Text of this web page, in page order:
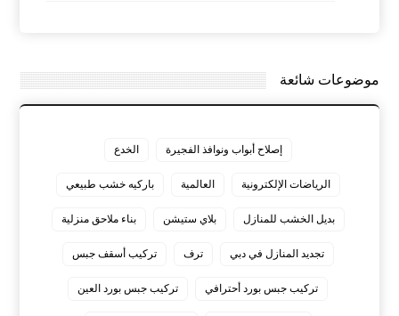
موضوعات شائعة
إصلاح أبواب ونوافذ الفجيرة الخدع
الرياضات الإلكترونية العالمية باركيه خشب طبيعي
بديل الخشب للمنازل بلاي ستيشن بناء ملاحق منزلية
تجديد المنازل في دبي ترف تركيب أسقف جبس
تركيب جبس بورد أحترافي تركيب جبس بورد العين